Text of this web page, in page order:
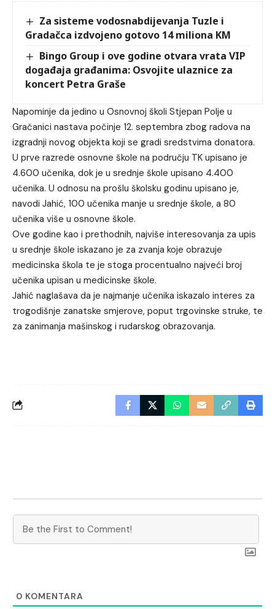
Za sisteme vodosnabdijevanja Tuzle i
Gradačca izdvojeno gotovo 14 miliona KM
Bingo Group i ove godine otvara vrata VIP
događaja građanima: Osvojite ulaznice za
koncert Petra Graše
Napominje da jedino u Osnovnoj školi Stjepan Polje u
Gračanici nastava počinje 12. septembra zbog radova na
izgradnji novog objekta koji se gradi sredstvima donatora.
U prve razrede osnovne škole na području TK upisano je
4.600 učenika, dok je u srednje škole upisano 4.400
učenika. U odnosu na prošlu školsku godinu upisano je,
navodi Jahić, 100 učenika manje u srednje škole, a 80
učenika više u osnovne škole.
Ove godine kao i prethodnih, najviše interesovanja za upis
u srednje škole iskazano je za zvanja koje obrazuje
medicinska škola te je stoga procentualno najveći broj
učenika upisan u medicinske škole.
Jahić naglašava da je najmanje učenika iskazalo interes za
trogodišnje zanatske smjerove, poput trgovinske struke, te
za zanimanja mašinskog i rudarskog obrazovanja.
0 KOMENTARA